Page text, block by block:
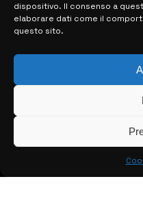
dispositivo. Il consenso a
elaborare dati come il
questo sito.
> NOTIZIE